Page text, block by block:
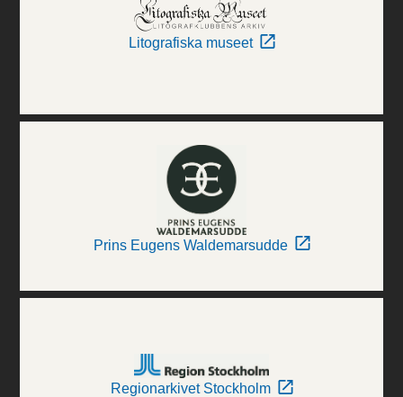
Litografiska museet
Prins Eugens Waldemarsudde
Regionarkivet Stockholm